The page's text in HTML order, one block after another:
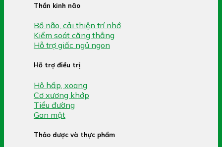
Thần kinh não
Bổ não, cải thiện trí nhớ
Kiểm soát căng thẳng
Hỗ trợ giấc ngủ ngon
Hỗ trợ điều trị
Hô hấp, xoang
Cơ xương khớp
Tiểu đường
Gan mật
Thảo dược và thực phẩm